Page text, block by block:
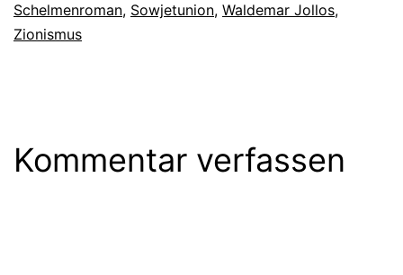
Schelmenroman, Sowjetunion, Waldemar Jollos,
Zionismus
Kommentar verfassen